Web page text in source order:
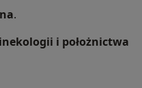
.
i położnictwa